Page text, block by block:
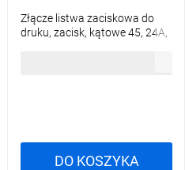
Złącze listwa zaciskowa do
druku, zacisk, kątowe 45, 24A,
DO KOSZYKA